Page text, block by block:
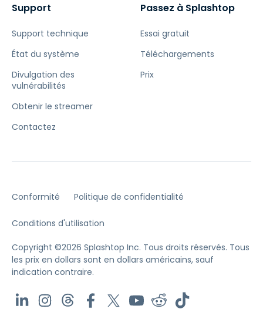
Support
Support technique
État du système
Divulgation des
vulnérabilités
Obtenir le streamer
Contactez
Passez à Splashtop
Essai gratuit
Téléchargements
Prix
Conformité Politique de confidentialité
Conditions d'utilisation
Copyright ©2026 Splashtop Inc. Tous droits réservés. Tous
les prix en dollars sont en dollars américains, sauf
indication contraire.